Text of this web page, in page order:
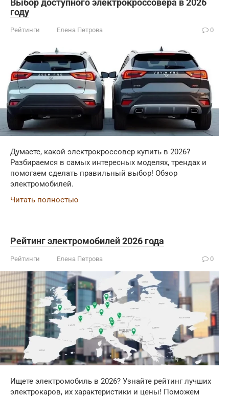
году
Рейтинги Елена Петрова 0
Думаете, какой электрокроссовер купить в 2026?
Разбираемся в самых интересных моделях, трендах и
помогаем сделать правильный выбор! Обзор
электромобилей.
Читать полностью
Рейтинг электромобилей 2026 года
Рейтинги Елена Петрова 0
Ищете электромобиль в 2026? Узнайте рейтинг лучших
электрокаров, их характеристики и цены! Поможем